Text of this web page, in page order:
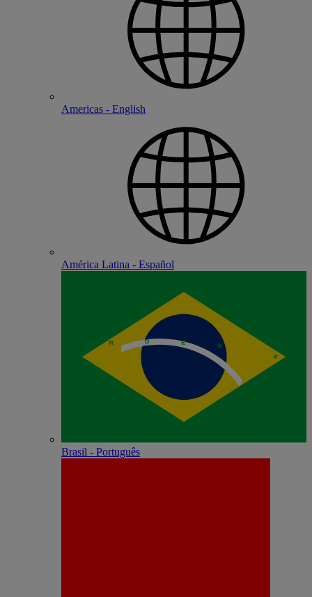
Americas - English
América Latina - Español
Brasil - Português